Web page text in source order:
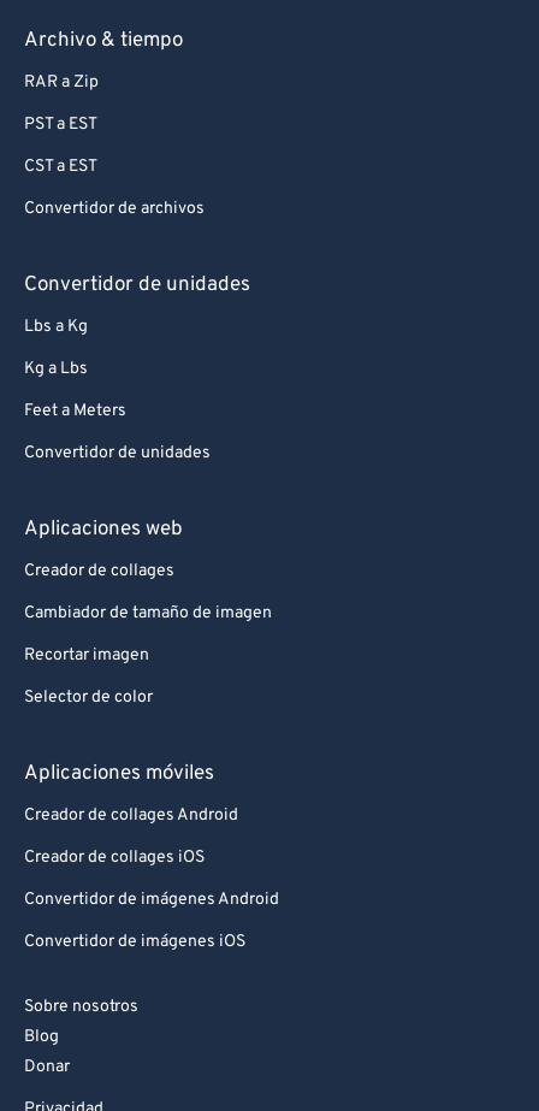
Archivo & tiempo
RAR a Zip
PST a EST
CST a EST
Convertidor de archivos
Convertidor de unidades
Lbs a Kg
Kg a Lbs
Feet a Meters
Convertidor de unidades
Aplicaciones web
Creador de collages
Cambiador de tamaño de imagen
Recortar imagen
Selector de color
Aplicaciones móviles
Creador de collages Android
Creador de collages iOS
Convertidor de imágenes Android
Convertidor de imágenes iOS
Sobre nosotros
Blog
Donar